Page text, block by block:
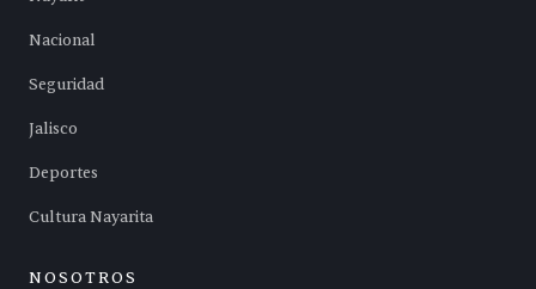
Nacional
Seguridad
Jalisco
Deportes
Cultura Nayarita
NOSOTROS